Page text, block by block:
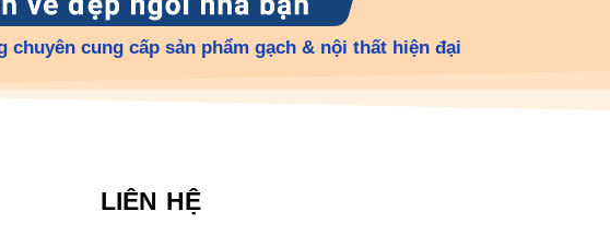
chuyên cung cấp sản phẩm gạch & nội thất hiện đại
LIÊN HỆ